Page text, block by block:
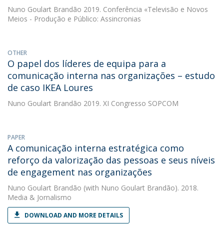
Nuno Goulart Brandão 2019. Conferência «Televisão e Novos
Meios - Produção e Público: Assincronias
OTHER
O papel dos líderes de equipa para a
comunicação interna nas organizações – estudo
de caso IKEA Loures
Nuno Goulart Brandão 2019. XI Congresso SOPCOM
PAPER
A comunicação interna estratégica como
reforço da valorização das pessoas e seus níveis
de engagement nas organizações
Nuno Goulart Brandão (with Nuno Goulart Brandão). 2018.
Media & Jornalismo
DOWNLOAD AND MORE DETAILS